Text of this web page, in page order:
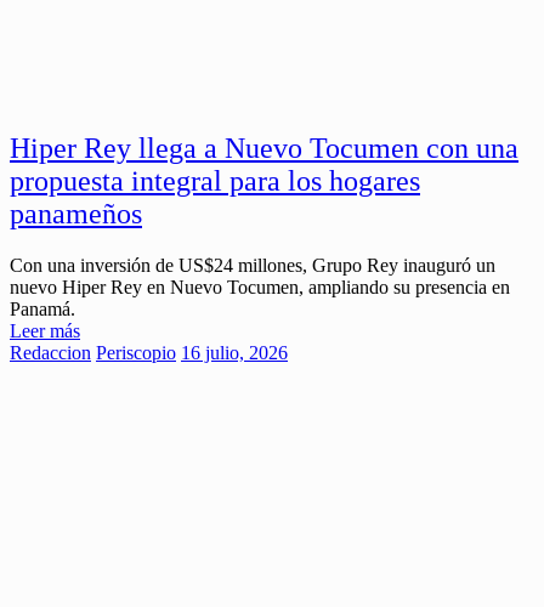
Hiper Rey llega a Nuevo Tocumen con una
propuesta integral para los hogares
panameños
Con una inversión de US$24 millones, Grupo Rey inauguró un
nuevo Hiper Rey en Nuevo Tocumen, ampliando su presencia en
Panamá.
Leer más
Redaccion Periscopio 16 julio, 2026